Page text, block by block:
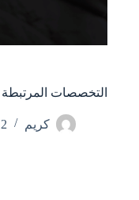
التخصصات المرتبطة
كريم 12